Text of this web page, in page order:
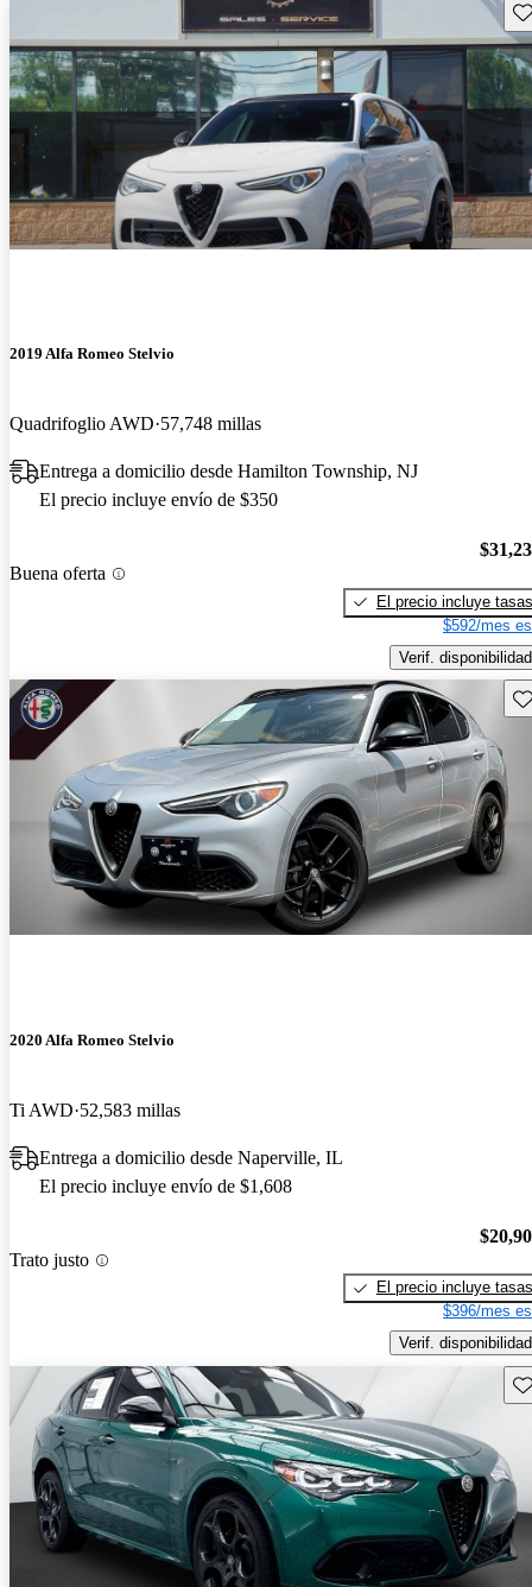
2019 Alfa Romeo Stelvio
Quadrifoglio AWD 57,748 millas
Entrega a domicilio desde Hamilton Township, NJ
El precio incluye envío de $350
Buena oferta
El precio incluye tasas
$592/mes
Verif. disponibilidad
2020 Alfa Romeo Stelvio
Ti AWD 52,583 millas
Entrega a domicilio desde Naperville, IL
El precio incluye envío de $1,608
Trato justo
El precio incluye tasas
$396/mes
Verif. disponibilidad